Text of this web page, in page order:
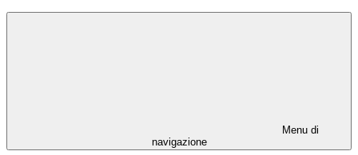
Menu di
navigazione